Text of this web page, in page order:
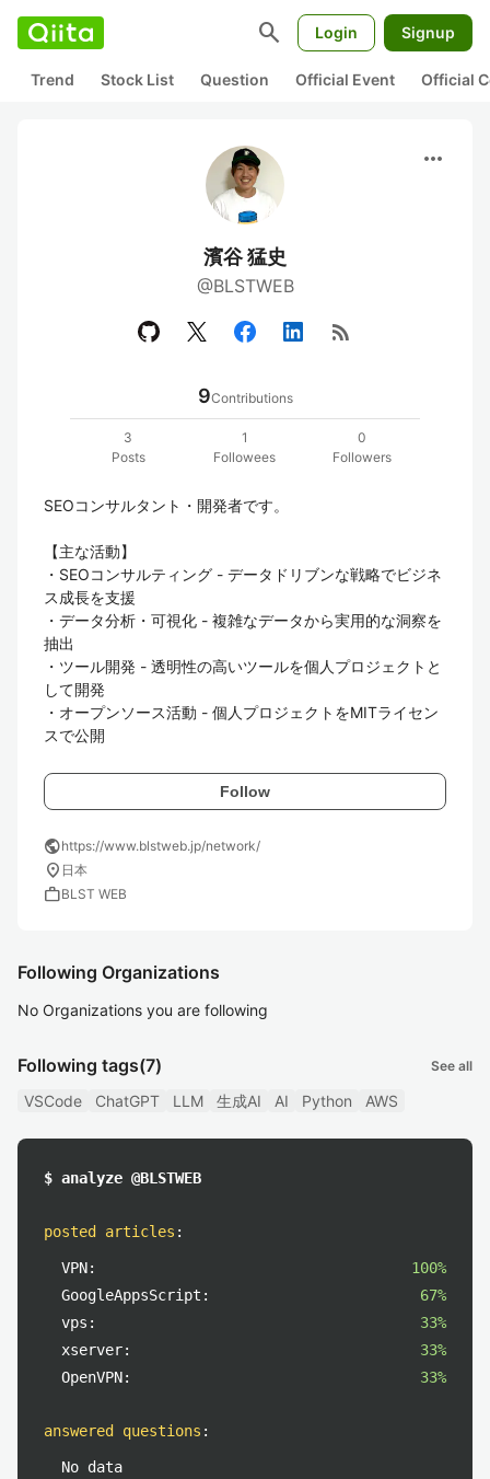
search Login Signup
Trend Stock List Question Official Event Official
more_horiz
濱谷 猛史
@BLSTWEB
rss_feed
9Contributions
3
Posts
1
Followees
0
Followers
SEOコンサルタント・開発者です。
【主な活動】
・SEOコンサルティング - データドリブンな戦略でビジネ
ス成長を支援
・データ分析・可視化 - 複雑なデータから実用的な洞察を
抽出
・ツール開発 - 透明性の高いツールを個人プロジェクトと
して開発
・オープンソース活動 - 個人プロジェクトをMITライセン
スで公開
Follow
publichttps://www.blstweb.jp/network/
location_on 日本
workBLST WEB
Following Organizations
No Organizations you are following
Following tags(7) See all
VSCode ChatGPT LLM 生成AI AI Python AWS
$ analyze @BLSTWEB
posted articles :
VPN:
100%
GoogleAppsScript:
67%
vps:
33%
xserver:
33%
OpenVPN:
33%
answered questions :
No data